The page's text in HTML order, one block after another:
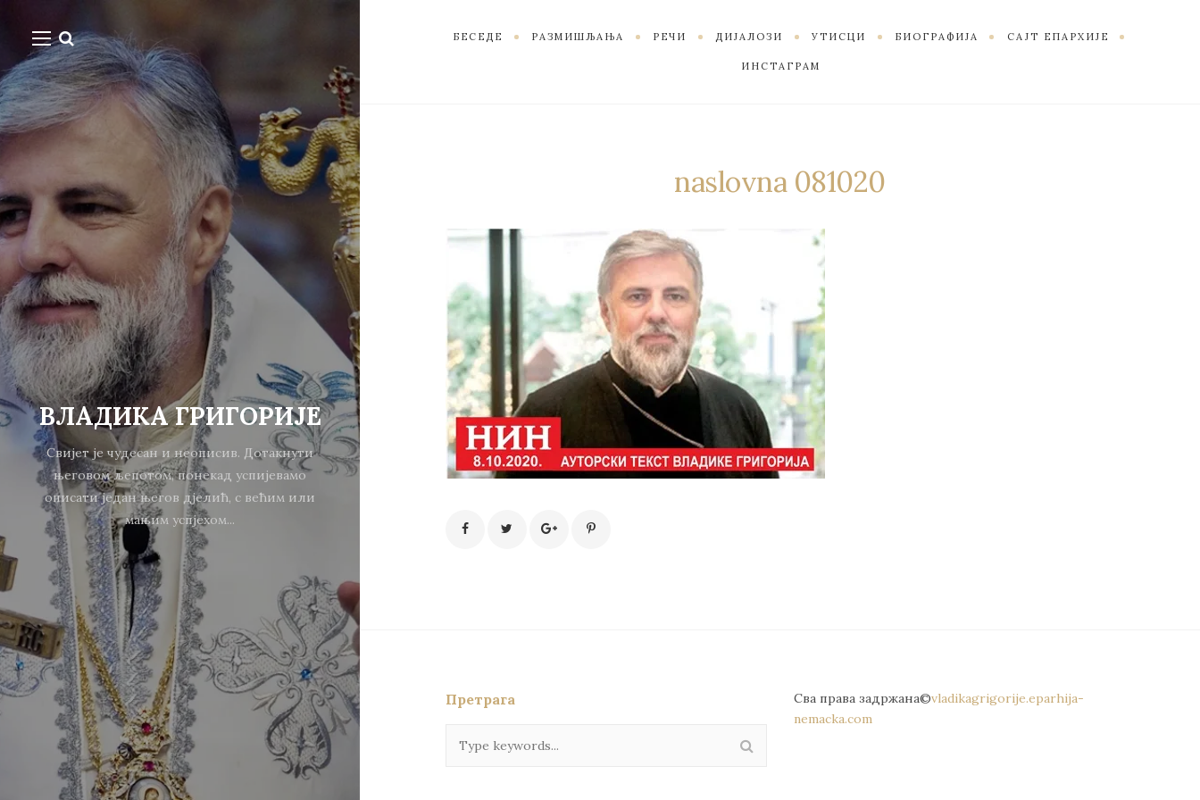
ВЛАДИКА ГРИГОРИЈЕ
Свијет је чудесан и неописив. Дотакнути
његовом љепотом, понекад успијевамо
описати један његов дјелић, с већим или
мањим успјехом...
БЕСЕДЕ РАЗМИШЉАЊА РЕЧИ ДИЈАЛОЗИ УТИСЦИ БИОГРАФИЈА САЈТ ЕПАРХИЈЕ
ИНСТАГРАМ
naslovna 081020
Претрага Сва права задржана©vladikagrigorije.eparhija-
nemacka.com